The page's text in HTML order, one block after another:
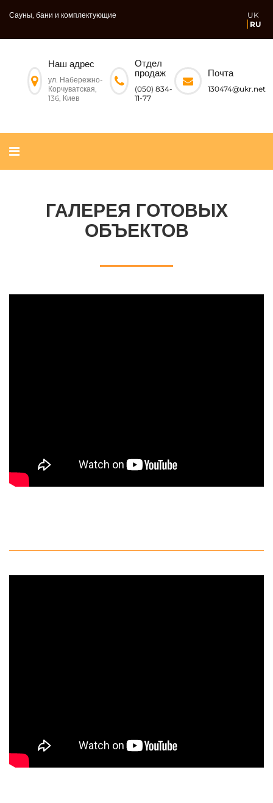
Сауны, бани и комплектующие
UK
RU
Наш адрес
ул. Набережно-
Корчуватская,
136, Киев
Отдел
продаж
(050) 834-
11-77
Почта
130474@ukr.net
ГАЛЕРЕЯ ГОТОВЫХ
ОБЪЕКТОВ